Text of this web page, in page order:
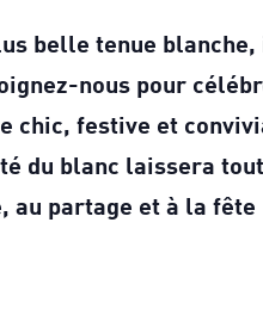
belle tenue blanche,
nous pour
chic, festive et
du blanc laissera
au partage et à la fête